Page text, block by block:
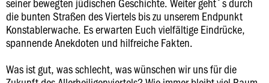
die bunten Straßen des Viertels bis zu unserem Endpunkt
Konstablerwache. Es erwarten Euch vielfältige Eindrücke,
spannende Anekdoten und hilfreiche Fakten.
Was ist gut, was schlecht, was wünschen wir uns für die